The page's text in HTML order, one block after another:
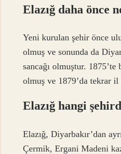
Elazığ daha önce
Yeni kurulan şehir önce
olmuş ve sonunda da
sancağı olmuştur.
olmuş ve 1879’da tekrar il
Elazığ hangi
Elazığ, Diyarbakır’dan
Çermik, Ergani Madeni